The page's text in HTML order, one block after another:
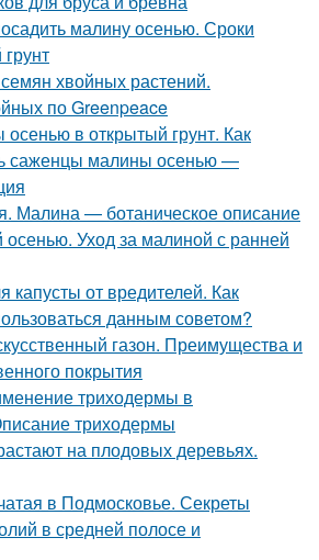
малину осенью. Сроки
хвойных растений.
по Greenpeace
в открытый грунт. Как
саженцы малины осенью —
Малина — ботаническое описание
осенью. Уход за малиной с ранней
капусты от вредителей. Как
данным советом?
газон. Преимущества и
покрытия
триходермы в
триходермы
на плодовых деревьях.
в Подмосковье. Секреты
в средней полосе и